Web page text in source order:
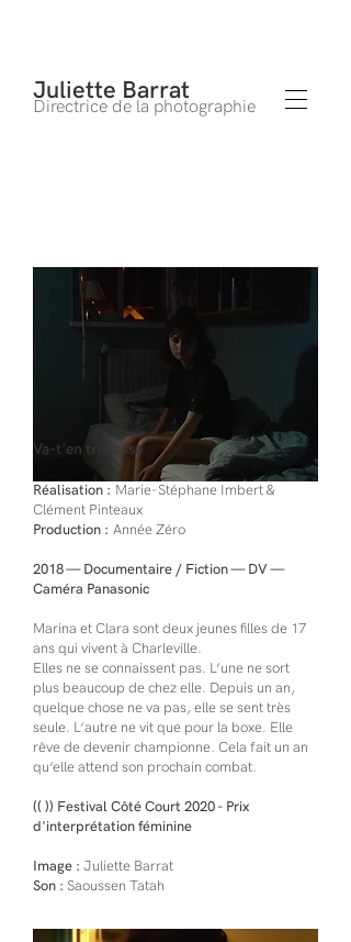
Juliette Barrat
Directrice de la photographie
Va-t'en tristesse
Réalisation : Marie-Stéphane Imbert &
Clément Pinteaux
Production : Année Zéro
2018 — Documentaire / Fiction — DV —
Caméra Panasonic
Marina et Clara sont deux jeunes filles de 17
ans qui vivent à Charleville.
Elles ne se connaissent pas. L’une ne sort
plus beaucoup de chez elle. Depuis un an,
quelque chose ne va pas, elle se sent très
seule. L’autre ne vit que pour la boxe. Elle
rêve de devenir championne. Cela fait un an
qu’elle attend son prochain combat.
(( )) Festival Côté Court 2020 - Prix
d'interprétation féminine
Image : Juliette Barrat
Son : Saoussen Tatah